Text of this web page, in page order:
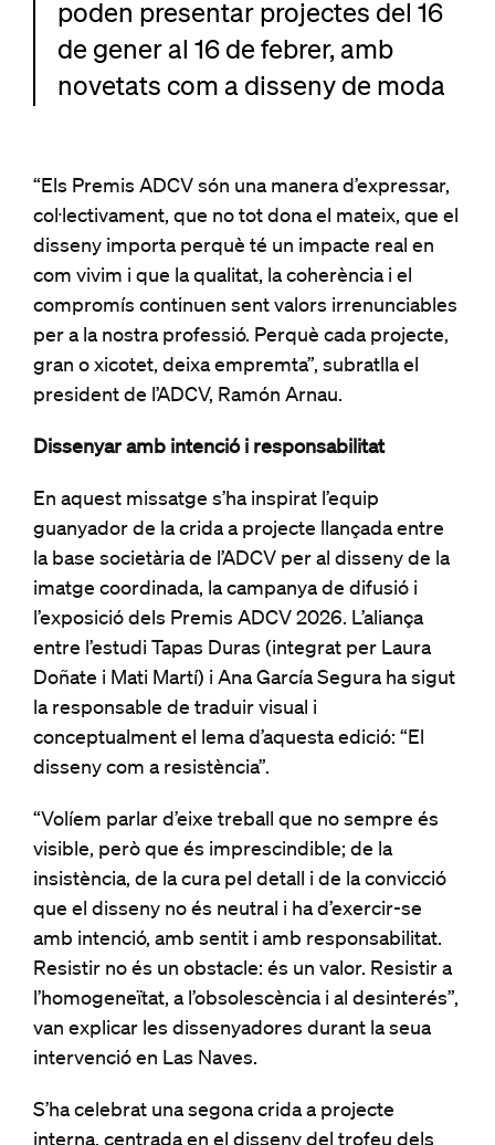
poden presentar projectes del 16
de gener al 16 de febrer, amb
novetats com a disseny de moda
“Els Premis ADCV són una manera d’expressar,
col·lectivament, que no tot dona el mateix, que el
disseny importa perquè té un impacte real en
com vivim i que la qualitat, la coherència i el
compromís continuen sent valors irrenunciables
per a la nostra professió. Perquè cada projecte,
gran o xicotet, deixa empremta”, subratlla el
president de l’ADCV, Ramón Arnau.
Dissenyar amb intenció i responsabilitat
En aquest missatge s’ha inspirat l’equip
guanyador de la crida a projecte llançada entre
la base societària de l’ADCV per al disseny de la
imatge coordinada, la campanya de difusió i
l’exposició dels Premis ADCV 2026. L’aliança
entre l’estudi Tapas Duras (integrat per Laura
Doñate i Mati Martí) i Ana García Segura ha sigut
la responsable de traduir visual i
conceptualment el lema d’aquesta edició: “El
disseny com a resistència”.
“Volíem parlar d’eixe treball que no sempre és
visible, però que és imprescindible; de la
insistència, de la cura pel detall i de la convicció
que el disseny no és neutral i ha d’exercir-se
amb intenció, amb sentit i amb responsabilitat.
Resistir no és un obstacle: és un valor. Resistir a
l’homogeneïtat, a l’obsolescència i al desinterés”,
van explicar les dissenyadores durant la seua
intervenció en Las Naves.
S’ha celebrat una segona crida a projecte
interna, centrada en el disseny del trofeu dels